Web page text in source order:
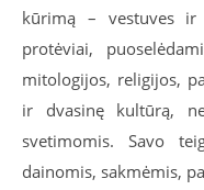
kūrimą – vestuves
protėviai,
mitologijos, religijos,
ir dvasinę kultūrą,
svetimomis. Savo
dainomis, sakmėmis,